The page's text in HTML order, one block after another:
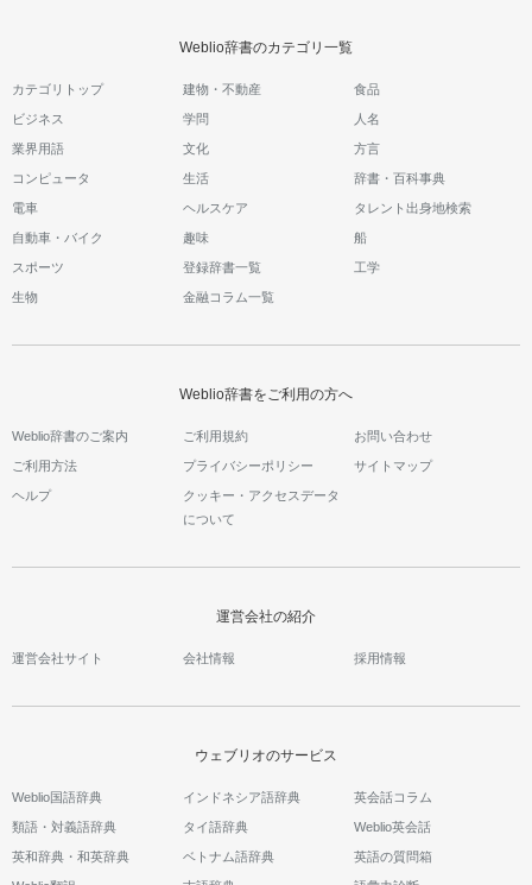
Weblio辞書のカテゴリ一覧
カテゴリトップ 建物・不動産 食品
ビジネス 学問 人名
業界用語 文化 方言
コンピュータ 生活 辞書・百科事典
電車 ヘルスケア タレント出身地検索
自動車・バイク 趣味 船
スポーツ 登録辞書一覧 工学
生物 金融コラム一覧
Weblio辞書をご利用の方へ
Weblio辞書のご案内 ご利用規約 お問い合わせ
ご利用方法 プライバシーポリシー サイトマップ
ヘルプ
クッキー・アクセスデータ
について
運営会社の紹介
運営会社サイト 会社情報 採用情報
ウェブリオのサービス
Weblio国語辞典
類語・対義語辞典
英和辞典・和英辞典
インドネシア語辞典
タイ語辞典
ベトナム語辞典
英会話コラム
Weblio英会話
英語の質問箱